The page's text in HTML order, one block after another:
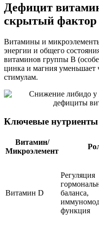
Дефицит
скрытый фактор
Витамины и
энергии и общего
витаминов группы B
цинка и магния уменьшает
стимулам.
Ключевые нутриенты
Витамин/
Микроэлемент
Витамин D
Регуляция
баланса,
функция